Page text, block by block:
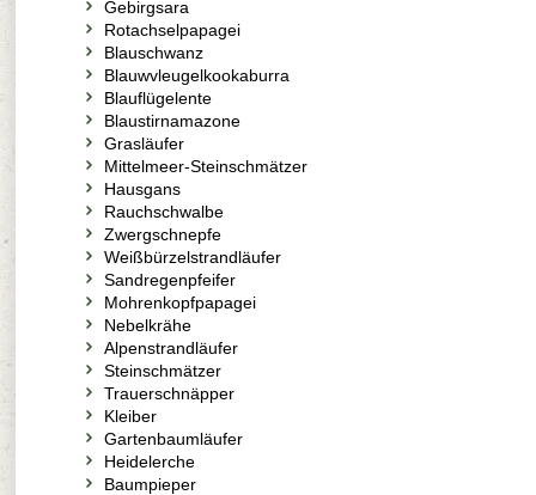
Gebirgsara
Rotachselpapagei
Blauschwanz
Blauwvleugelkookaburra
Blauflügelente
Blaustirnamazone
Grasläufer
Mittelmeer-Steinschmätzer
Hausgans
Rauchschwalbe
Zwergschnepfe
Weißbürzelstrandläufer
Sandregenpfeifer
Mohrenkopfpapagei
Nebelkrähe
Alpenstrandläufer
Steinschmätzer
Trauerschnäpper
Kleiber
Gartenbaumläufer
Heidelerche
Baumpieper